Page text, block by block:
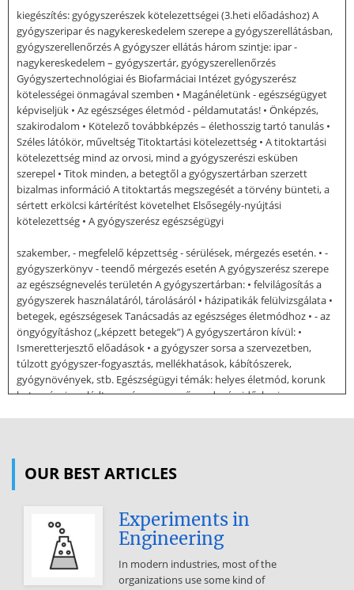
kiegészítés: gyógyszerészek kötelezettségei (3.heti előadáshoz) A
gyógyszeripar és nagykereskedelem szerepe a gyógyszerellátásban,
gyógyszerellenőrzés A gyógyszer ellátás három szintje: ipar -
nagykereskedelem – gyógyszertár, gyógyszerellenőrzés
Gyógyszertechnológiai és Biofarmáciai Intézet gyógyszerész
kötelességei önmagával szemben • Magánéletünk - egészségügyet
képviseljük • Az egészséges életmód - példamutatás! • Önképzés,
szakirodalom • Kötelező továbbképzés – élethosszig tartó tanulás •
Széles látókör, műveltség Titoktartási kötelezettség • A titoktartási
kötelezettség mind az orvosi, mind a gyógyszerészi esküben
szerepel • Titok minden, a betegtől a gyógyszertárban szerzett
bizalmas információ A titoktartás megszegését a törvény bünteti, a
sértett erkölcsi kártérítést követelhet Elsősegély-nyújtási
kötelezettség • A gyógyszerész egészségügyi
szakember, - megfelelő képzettség - sérülések, mérgezés esetén. • -
gyógyszerkönyv - teendő mérgezés esetén A gyógyszerész szerepe
az egészségnevelés területén A gyógyszertárban: • felvilágosítás a
gyógyszerek használatáról, tárolásáról • házipatikák felülvizsgálata •
betegek, egészségesek Tanácsadás az egészséges életmódhoz • - az
öngyógyításhoz („képzett betegek”) A gyógyszertáron kívül: •
Ismeretterjesztő előadások • a gyógyszer sorsa a szervezetben,
túlzott gyógyszer-fogyasztás, mellékhatások, kábítószerek,
gyógynövények, stb. Egészségügyi témák: helyes életmód, korunk
betegségei, családtervezés, csecsemőgondozás, időskori
szerepe - társadalmi feladatok - a közegészségügy országos és helyi
szervezetek, önkormányzatok, - karitatív szervezetek A
mesterképzési szakon végzettek alkalmasak
Gyógyszerésztudományi Kar: • önálló gyógyszerészi munka - a
gyógyszerellátás, a - készítés, • gyógyszerellenőrzés és a
OUR BEST ARTICLES
Experiments in
Engineering
In modern industries, most of the
organizations use some kind of